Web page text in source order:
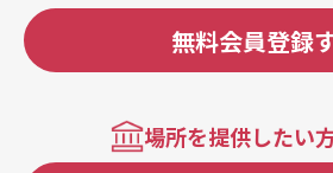
無料会員登録
場所を提供したい